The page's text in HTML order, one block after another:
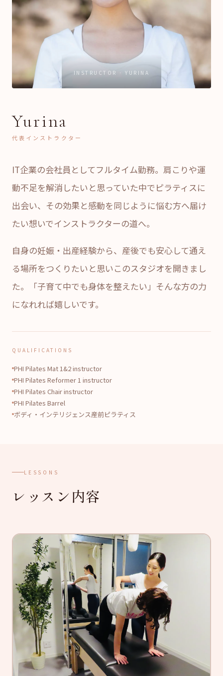
INSTRUCTOR · YURINA
Yurina
代表インストラクター
IT企業の会社員としてフルタイム勤務。肩こりや運
動不足を解消したいと思っていた中でピラティスに
出会い、その効果と感動を同じように悩む方へ届け
たい想いでインストラクターの道へ。
自身の妊娠・出産経験から、産後でも安心して通え
る場所をつくりたいと思いこのスタジオを開きまし
た。「子育て中でも身体を整えたい」そんな方の力
になれれば嬉しいです。
QUALIFICATIONS
PHI Pilates Mat 1&2 instructor
PHI Pilates Reformer 1 instructor
PHI Pilates Chair instructor
PHI Pilates Barrel
ボディ・インテリジェンス産前ピラティス
LESSONS
レッスン内容